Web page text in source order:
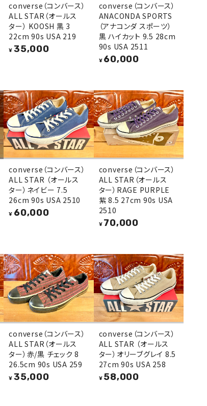
converse（コンバース）
ALL STAR（オールス
ター） KOOSH 黒 3
22cm 90s USA 219
¥ 35,000
converse（コンバース）
ANACONDA SPORTS
（アナコンダ スポーツ）
黒 ハイカット 9.5 28cm
90s USA 2511
¥ 60,000
converse（コンバース）
ALL STAR （オールス
ター）ネイビー 7.5
26cm 90s USA 2510
¥ 60,000
converse（コンバース）
ALL STAR（オールス
ター）RAGE PURPLE
紫 8.5 27cm 90s USA
2510
¥ 70,000
converse（コンバース）
ALL STAR（オールス
ター）赤/黒 チェック 8
26.5cm 90s USA 259
¥ 35,000
converse（コンバース）
ALL STAR （オールス
ター）オリーブグレイ 8.5
27cm 90s USA 258
¥ 58,000